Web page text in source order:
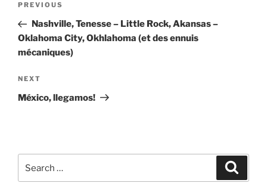
Previous
Post
PREVIOUS
Nashville, Tenesse – Little Rock, Akansas –
Oklahoma City, Okhlahoma (et des ennuis
mécaniques)
Next
Post
NEXT
México, llegamos!
for: